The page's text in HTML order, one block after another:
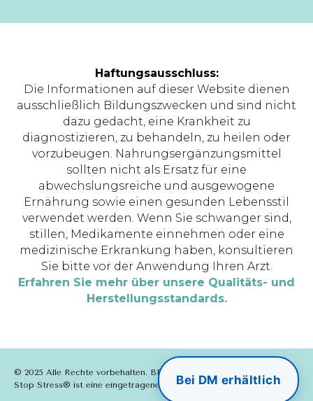
Bei DM erhältlich
Haftungsausschluss:
Die Informationen auf dieser Website dienen
ausschließlich Bildungszwecken und sind nicht
dazu gedacht, eine Krankheit zu
diagnostizieren, zu behandeln, zu heilen oder
vorzubeugen. Nahrungsergänzungsmittel
sollten nicht als Ersatz für eine
abwechslungsreiche und ausgewogene
Ernährung sowie einen gesunden Lebensstil
verwendet werden. Wenn Sie schwanger sind,
stillen, Medikamente einnehmen oder eine
medizinische Erkrankung haben, konsultieren
Sie bitte vor der Anwendung Ihren Arzt.
Erfahren Sie mehr über unsere Qualitäts- und
Herstellungsstandards.
© 2025 Alle Rechte vorbehalten. BF-EssE.
Stop Stress® ist eine eingetragene Marke von BF-EssE.